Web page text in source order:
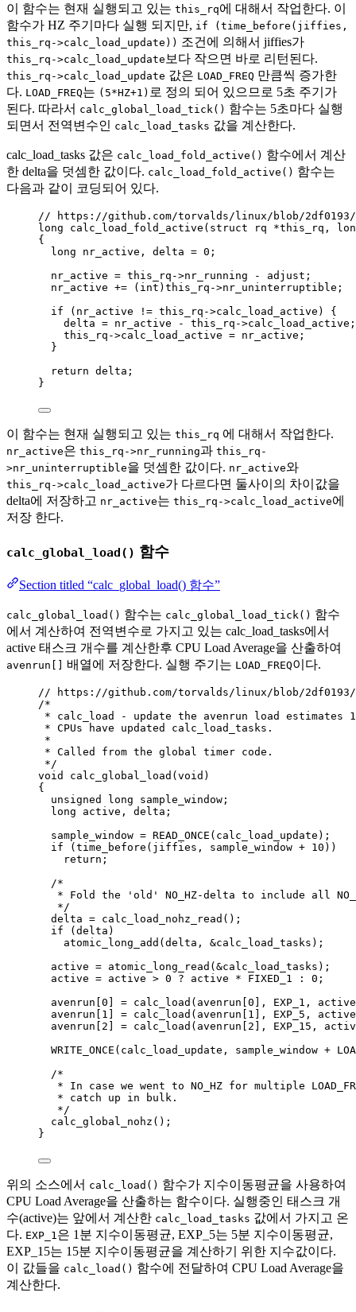
이 함수는 현재 실행되고 있는 this_rq에 대해서 작업한다. 이
함수가 HZ 주기마다 실행 되지만, if (time_before(jiffies,
this_rq->calc_load_update)) 조건에 의해서 jiffies가
this_rq->calc_load_update 보다 작으면 바로 리턴된다.
this_rq->calc_load_update 값은 LOAD_FREQ 만큼씩 증가한
다. LOAD_FREQ는 (5*HZ+1) 로 정의 되어 있으므로 5초 주기가
된다. 따라서 calc_global_load_tick() 함수는 5초마다 실행
되면서 전역변수인 calc_load_tasks 값을 계산한다.
calc_load_tasks 값은 calc_load_fold_active() 함수에서 계산
한 delta을 덧셈한 값이다. calc_load_fold_active() 함수는
다음과 같이 코딩되어 있다.
// https://github.com/torvalds/linux/blob/2df0193/
long
calc_load_fold_active ( struct rq *this_rq ,
{
long nr_active, delta = 0 ;
nr_active = this_rq ->nr_running -
adjust;
nr_active += ( int ) this_rq ->nr_uninterruptible ;
if (nr_active != this_rq ->calc_load_active ) {
delta = nr_active - this_rq ->calc_load_active ;
this_rq ->calc_load_active = nr_active;
}
return delta;
}
이 함수는 현재 실행되고 있는 this_rq 에 대해서 작업한다.
nr_active은 this_rq->nr_running과 this_rq-
>nr_uninterruptible을 덧셈한 값이다. nr_active와
this_rq->calc_load_active가 다르다면 둘사이의 차이값을
delta에 저장하고 nr_active는 this_rq->calc_load_active에
저장 한다.
calc_global_load() 함수
Section titled “calc_global_load() 함수”
calc_global_load() 함수는 calc_global_load_tick() 함수
에서 계산하여 전역변수로 가지고 있는 calc_load_tasks에서
active 태스크 개수를 계산한후 CPU Load Average을 산출하여
avenrun[] 배열에 저장한다. 실행 주기는 LOAD_FREQ이다.
// https://github.com/torvalds/linux/blob/2df0193/
/*
* calc_load - update the avenrun load
* CPUs have updated calc_load_tasks.
*
* Called from the global timer code.
*/
void
calc_global_load ( void )
{
unsigned
long sample_window;
long active, delta;
sample_window = READ_ONCE(calc_load_update) ;
if ( time_before(jiffies, sample_window + 10 ) )
return ;
/*
* Fold the 'old' NO_HZ-delta to include all
*/
delta = calc_load_nohz_read() ;
if (delta)
atomic_long_add(delta, &calc_load_tasks) ;
active = atomic_long_read( &calc_load_tasks) ;
active = active > 0 ? active * FIXED_1 : 0 ;
avenrun 0 = calc_load( avenrun 0 ], EXP_1,
avenrun
1 = calc_load( avenrun 1 ], EXP_5,
avenrun
2 = calc_load( avenrun 2 ], EXP_15,
WRITE_ONCE(calc_load_update, sample_window +
/*
* In case we went to NO_HZ for multiple
* catch up in bulk.
*/
calc_global_nohz() ;
}
위의 소스에서 calc_load() 함수가 지수이동평균을 사용하여
CPU Load Average을 산출하는 함수이다. 실행중인 태스크 개
수(active)는 앞에서 계산한 calc_load_tasks 값에서 가지고 온
다. EXP_1은 1분 지수이동평균, EXP_5는 5분 지수이동평균,
EXP_15는 15분 지수이동평균을 계산하기 위한 지수값이다.
이 값들을 calc_load() 함수에 전달하여 CPU Load Average을
계산한다.